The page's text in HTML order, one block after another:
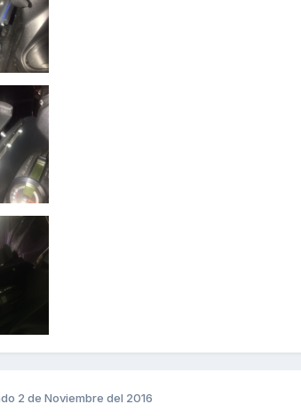
2 de Noviembre del 2016